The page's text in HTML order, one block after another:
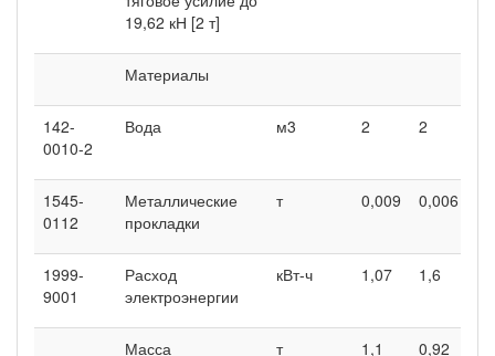
19,62 кН [2 т]
Материалы
142-
0010-2
Вода м3 2 2
1545-
0112
Металлические
прокладки
т 0,009 0,006
1999-
9001
Расход
электроэнергии
кВт-ч 1,07 1,6
Масса
т 1,1 0,92